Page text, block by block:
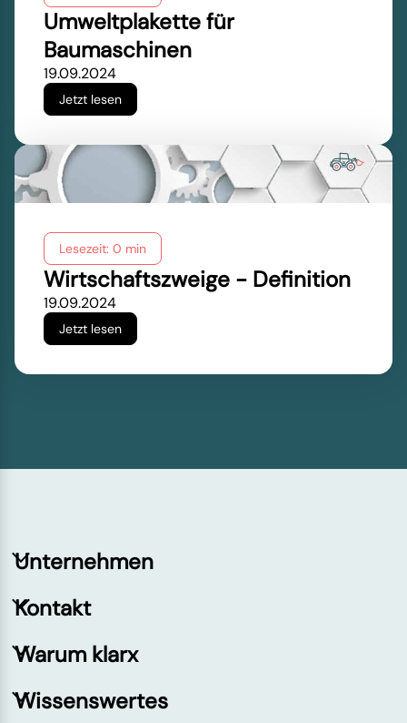
Umweltplakette für
Baumaschinen
19.09.2024
Jetzt lesen
Lesezeit: 0 min
Wirtschaftszweige - Definition
19.09.2024
Jetzt lesen
Unternehmen
Kontakt
Warum klarx
Wissenswertes